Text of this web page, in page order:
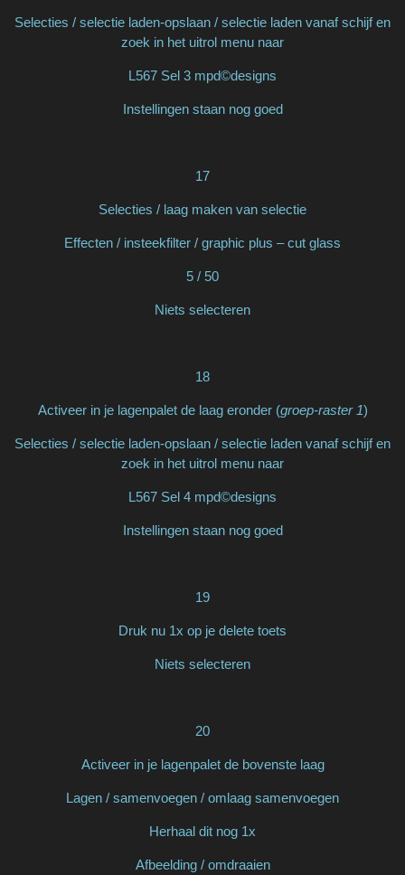
Selecties / selectie laden-opslaan / selectie laden vanaf schijf en
zoek in het uitrol menu naar
L567 Sel 3 mpd©designs
Instellingen staan nog goed
17
Selecties / laag maken van selectie
Effecten / insteekfilter / graphic plus – cut glass
5 / 50
Niets selecteren
18
Activeer in je lagenpalet de laag eronder (groep-raster 1)
Selecties / selectie laden-opslaan / selectie laden vanaf schijf en
zoek in het uitrol menu naar
L567 Sel 4 mpd©designs
Instellingen staan nog goed
19
Druk nu 1x op je delete toets
Niets selecteren
20
Activeer in je lagenpalet de bovenste laag
Lagen / samenvoegen / omlaag samenvoegen
Herhaal dit nog 1x
Afbeelding / omdraaien